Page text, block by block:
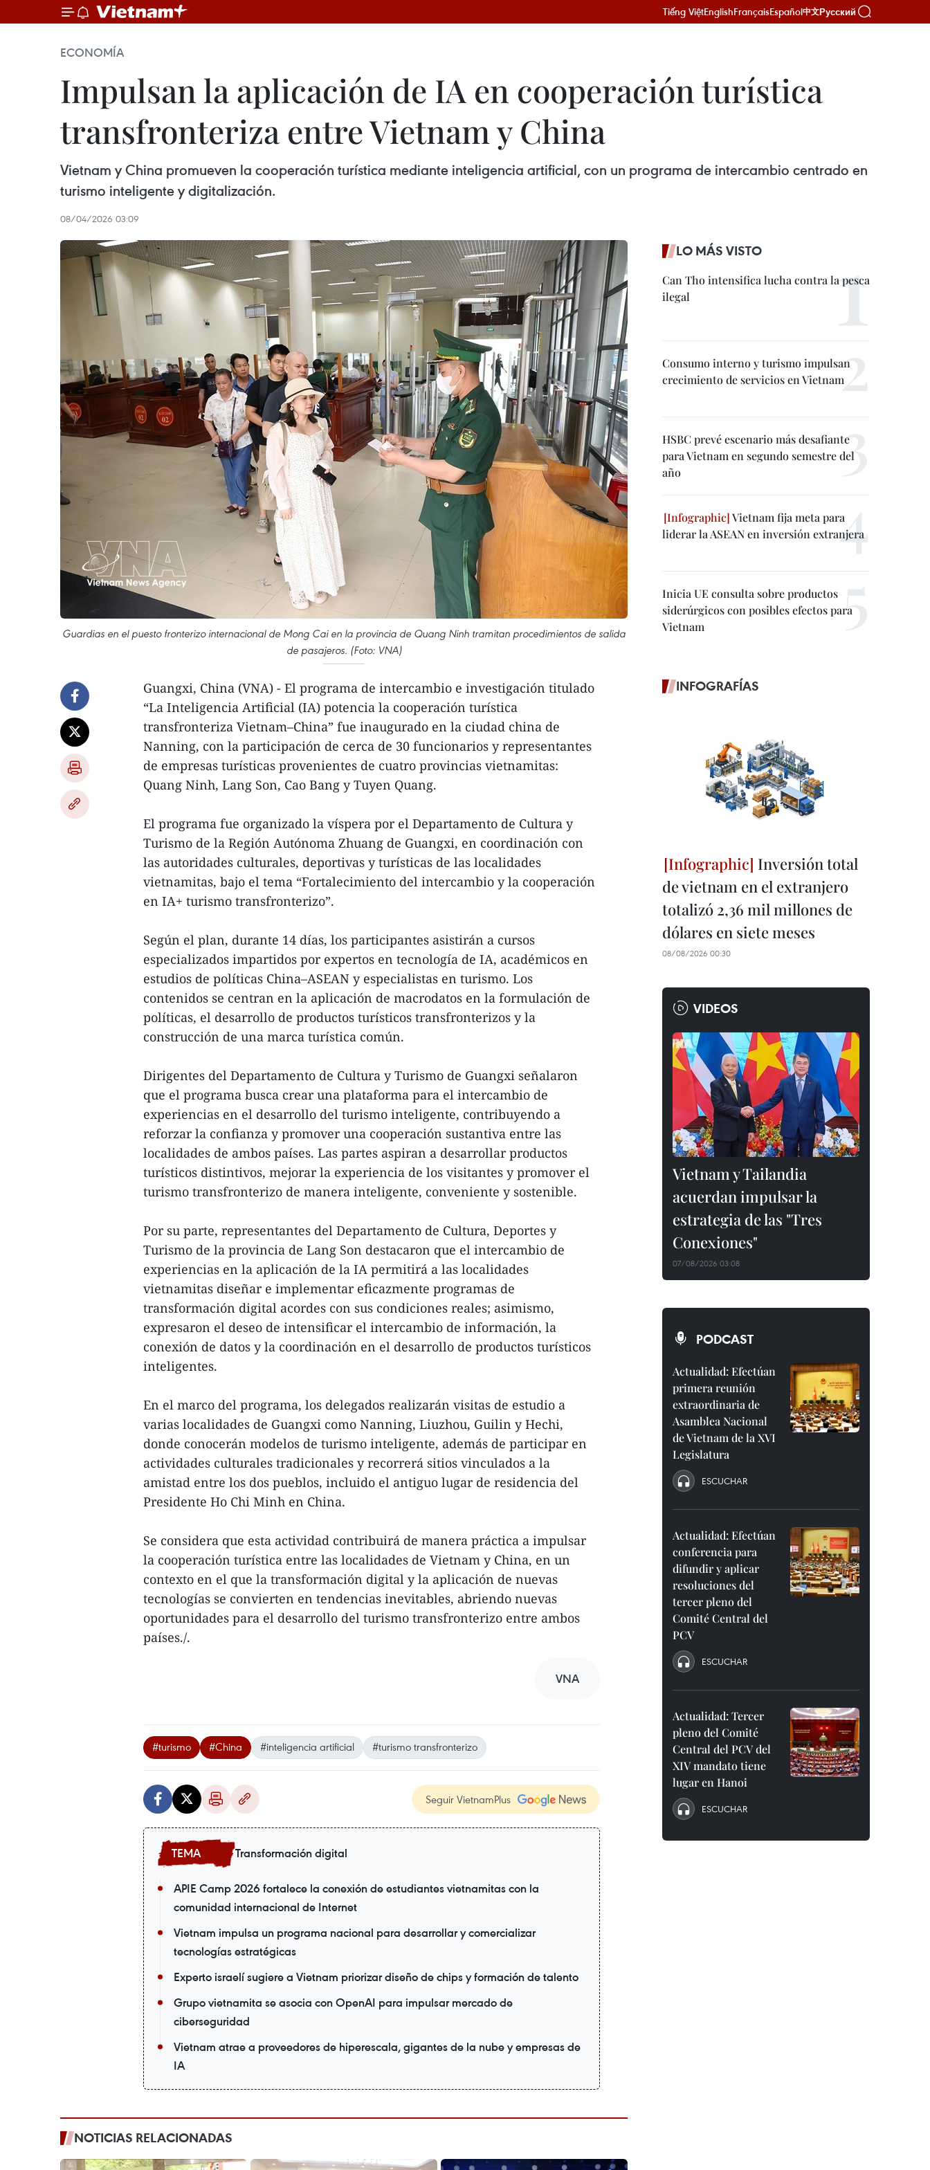
Tiếng ViệtEnglishFrançaisEspañol中文Русский
ECONOMÍA
Impulsan la aplicación de IA en cooperación turística
transfronteriza entre Vietnam y China
Vietnam y China promueven la cooperación turística mediante inteligencia artificial, con un programa de intercambio centrado en
turismo inteligente y digitalización.
08/04/2026 03:09
Guardias en el puesto fronterizo internacional de Mong Cai en la provincia de Quang Ninh tramitan procedimientos de salida
de pasajeros. (Foto: VNA)
Guangxi, China (VNA) - El programa de intercambio e investigación titulado
“La Inteligencia Artificial (IA) potencia la cooperación turística
transfronteriza Vietnam–China” fue inaugurado en la ciudad china de
Nanning, con la participación de cerca de 30 funcionarios y representantes
de empresas turísticas provenientes de cuatro provincias vietnamitas:
Quang Ninh, Lang Son, Cao Bang y Tuyen Quang.
El programa fue organizado la víspera por el Departamento de Cultura y
Turismo de la Región Autónoma Zhuang de Guangxi, en coordinación con
las autoridades culturales, deportivas y turísticas de las localidades
vietnamitas, bajo el tema “Fortalecimiento del intercambio y la cooperación
en IA+ turismo transfronterizo”.
Según el plan, durante 14 días, los participantes asistirán a cursos
especializados impartidos por expertos en tecnología de IA, académicos en
estudios de políticas China–ASEAN y especialistas en turismo. Los
contenidos se centran en la aplicación de macrodatos en la formulación de
políticas, el desarrollo de productos turísticos transfronterizos y la
construcción de una marca turística común.
Dirigentes del Departamento de Cultura y Turismo de Guangxi señalaron
que el programa busca crear una plataforma para el intercambio de
experiencias en el desarrollo del turismo inteligente, contribuyendo a
reforzar la confianza y promover una cooperación sustantiva entre las
localidades de ambos países. Las partes aspiran a desarrollar productos
turísticos distintivos, mejorar la experiencia de los visitantes y promover el
turismo transfronterizo de manera inteligente, conveniente y sostenible.
Por su parte, representantes del Departamento de Cultura, Deportes y
Turismo de la provincia de Lang Son destacaron que el intercambio de
experiencias en la aplicación de la IA permitirá a las localidades
vietnamitas diseñar e implementar eficazmente programas de
transformación digital acordes con sus condiciones reales; asimismo,
expresaron el deseo de intensificar el intercambio de información, la
conexión de datos y la coordinación en el desarrollo de productos turísticos
inteligentes.
En el marco del programa, los delegados realizarán visitas de estudio a
varias localidades de Guangxi como Nanning, Liuzhou, Guilin y Hechi,
donde conocerán modelos de turismo inteligente, además de participar en
actividades culturales tradicionales y recorrerá sitios vinculados a la
amistad entre los dos pueblos, incluido el antiguo lugar de residencia del
Presidente Ho Chi Minh en China.
Se considera que esta actividad contribuirá de manera práctica a impulsar
la cooperación turística entre las localidades de Vietnam y China, en un
contexto en el que la transformación digital y la aplicación de nuevas
tecnologías se convierten en tendencias inevitables, abriendo nuevas
oportunidades para el desarrollo del turismo transfronterizo entre ambos
países./.
VNA
#turismo #China #inteligencia artificial #turismo transfronterizo
Seguir VietnamPlus
Transformación digital
APIE Camp 2026 fortalece la conexión de estudiantes vietnamitas con la
comunidad internacional de Internet
Vietnam impulsa un programa nacional para desarrollar y comercializar
tecnologías estratégicas
Experto israelí sugiere a Vietnam priorizar diseño de chips y formación de talento
Grupo vietnamita se asocia con OpenAI para impulsar mercado de
ciberseguridad
Vietnam atrae a proveedores de hiperescala, gigantes de la nube y empresas de
IA
NOTICIAS RELACIONADAS
LO MÁS VISTO
Can Tho intensifica lucha contra la pesca
ilegal
Consumo interno y turismo impulsan
crecimiento de servicios en Vietnam
HSBC prevé escenario más desafiante
para Vietnam en segundo semestre del
año
Vietnam fija meta para
liderar la ASEAN en inversión extranjera
Inicia UE consulta sobre productos
siderúrgicos con posibles efectos para
Vietnam
INFOGRAFÍAS
Inversión total
de vietnam en el extranjero
totalizó 2,36 mil millones de
dólares en siete meses
08/08/2026 00:30
VIDEOS
Vietnam y Tailandia
acuerdan impulsar la
estrategia de las "Tres
Conexiones"
07/08/2026 03:08
PODCAST
Actualidad: Efectúan
primera reunión
extraordinaria de
Asamblea Nacional
de Vietnam de la XVI
Legislatura
ESCUCHAR
Actualidad: Efectúan
conferencia para
difundir y aplicar
resoluciones del
tercer pleno del
Comité Central del
PCV
ESCUCHAR
Actualidad: Tercer
pleno del Comité
Central del PCV del
XIV mandato tiene
lugar en Hanoi
ESCUCHAR